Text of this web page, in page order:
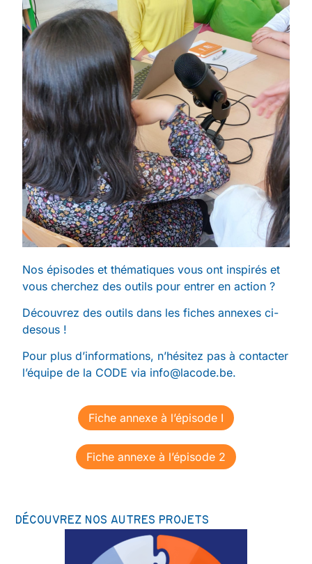
Nos épisodes et thématiques vous ont inspirés et
vous cherchez des outils pour entrer en action ?
Découvrez des outils dans les fiches annexes ci-
desous !
Pour plus d’informations, n’hésitez pas à contacter
l’équipe de la CODE via info@lacode.be.
Fiche annexe à l’épisode I
Fiche annexe à l’épisode 2
DÉCOUVREZ NOS AUTRES PROJETS